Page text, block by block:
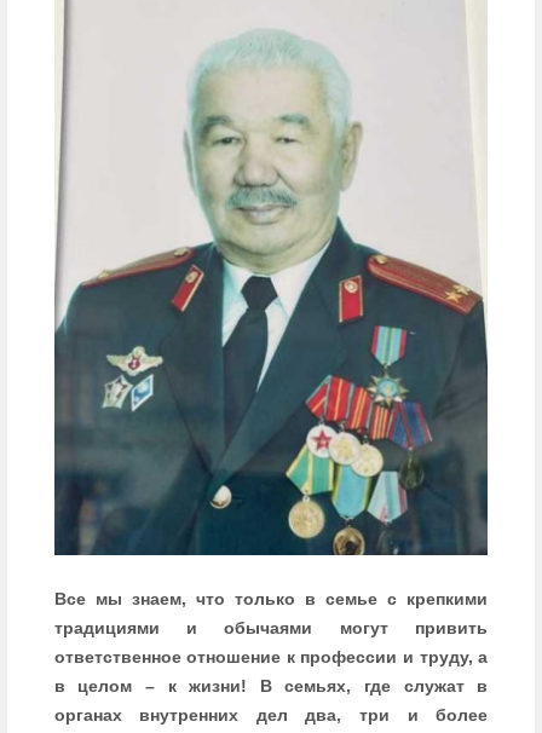
Все мы знаем, что только в семье с крепкими
традициями и обычаями могут привить
ответственное отношение к профессии и труду, а
в целом – к жизни! В семьях, где служат в
органах внутренних дел два, три и более